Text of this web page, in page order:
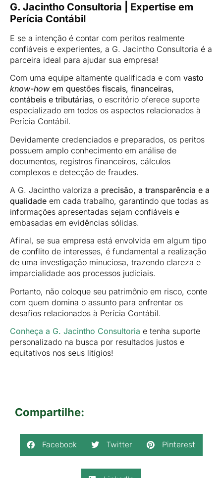
G. Jacintho Consultoria | Expertise em
Perícia Contábil
E se a intenção é contar com peritos realmente
confiáveis e experientes, a G. Jacintho Consultoria é a
parceira ideal para ajudar sua empresa!
Com uma equipe altamente qualificada e com vasto
know-how em questões fiscais, financeiras,
contábeis e tributárias, o escritório oferece suporte
especializado em todos os aspectos relacionados à
Perícia Contábil.
Devidamente credenciados e preparados, os peritos
possuem amplo conhecimento em análise de
documentos, registros financeiros, cálculos
complexos e detecção de fraudes.
A G. Jacintho valoriza a precisão, a transparência e a
qualidade em cada trabalho, garantindo que todas as
informações apresentadas sejam confiáveis e
embasadas em evidências sólidas.
Afinal, se sua empresa está envolvida em algum tipo
de conflito de interesses, é fundamental a realização
de uma investigação minuciosa, trazendo clareza e
imparcialidade aos processos judiciais.
Portanto, não coloque seu patrimônio em risco, conte
com quem domina o assunto para enfrentar os
desafios relacionados à Perícia Contábil.
Conheça a G. Jacintho Consultoria e tenha suporte
personalizado na busca por resultados justos e
equitativos nos seus litígios!
Compartilhe:
Facebook Twitter Pinterest